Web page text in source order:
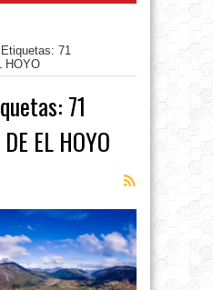
71
HOYO
71
EL HOYO